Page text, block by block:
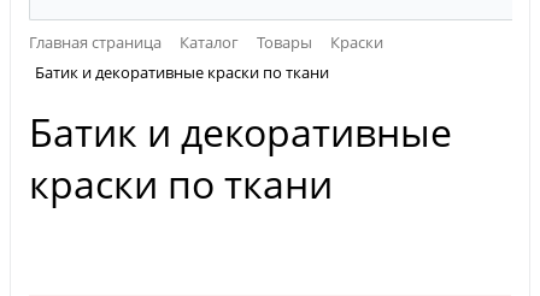
Главная страница Каталог Товары
Краски
Батик и декоративные краски по ткани
Батик и декоративные
краски по ткани